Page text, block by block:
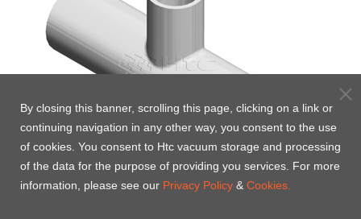
By closing this banner, scrolling this page, clicking on a link or
continuing navigation in any other way, you consent to the use
of cookies. You consent to Htc vacuum storage and processing
of the data for the purpose of providing you services. For more
information, please see our Privacy Policy & Cookies.